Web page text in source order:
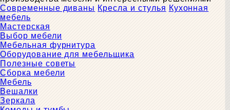
Современные диваны Кресла и стулья Кухонная
мебель
Мастерская
Выбор мебели
Мебельная фурнитура
Оборудование для мебельщика
Полезные советы
Сборка мебели
Мебель
Вешалки
Зеркала